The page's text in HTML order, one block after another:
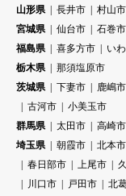
山形県 長井市
村山市
宮城県
仙台市
石巻市
福島県
喜多方市
い
栃木県
那須塩原市
茨城県
下妻市 鹿嶋市
古河市
小美玉市
群馬県
太田市 高崎市
埼玉県
朝霞市 北本市
春日部市
上尾市
川口市
戸田市 北